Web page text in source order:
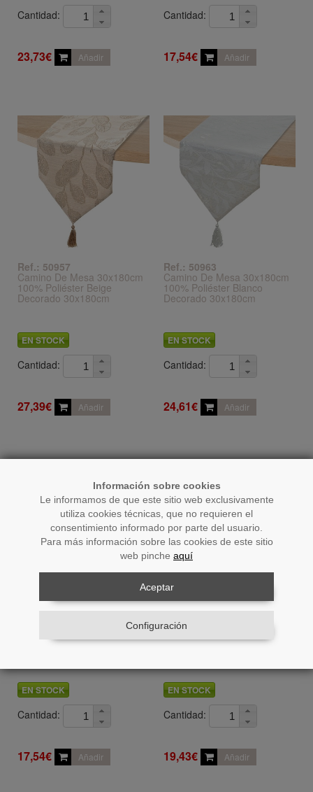
Información sobre cookies
Le informamos de que este sitio web exclusivamente
utiliza cookies técnicas, que no requieren el
consentimiento informado por parte del usuario.
Para más información sobre las cookies de este sitio
web pinche aquí
Aceptar
Configuración
Cantidad:
23,73€ Añadir
Cantidad:
17,54€ Añadir
Ref.: 50957
Camino De Mesa 30x180cm
100% Poliéster Beige
Decorado 30x180cm
EN STOCK
Cantidad:
27,39€ Añadir
Ref.: 50963
Camino De Mesa 30x180cm
100% Poliéster Blanco
Decorado 30x180cm
EN STOCK
Cantidad:
24,61€ Añadir
Camino De Mesa 30x180cm
100% Poliéster Crudo Hojas
EN STOCK
Cantidad:
17,54€ Añadir
Camino De Mesa 30x180cm
100% Poliéster Hojas Violeta
EN STOCK
Cantidad:
19,43€ Añadir